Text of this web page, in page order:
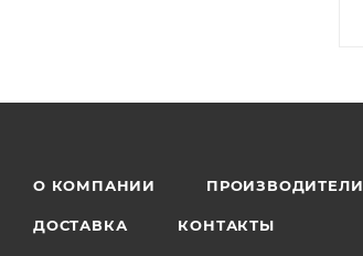
О КОМПАНИИ ПРОИЗВОДИТЕЛИ
ДОСТАВКА КОНТАКТЫ